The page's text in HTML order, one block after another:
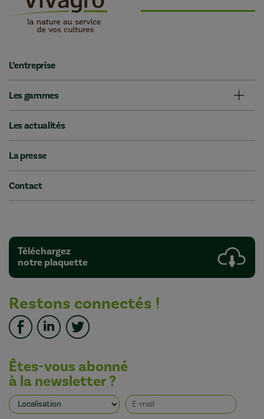
L’entreprise
Les gammes
Les actualités
La presse
Contact
Téléchargez
notre plaquette
Restons connectés !
Êtes-vous abonné
à la newsletter ?